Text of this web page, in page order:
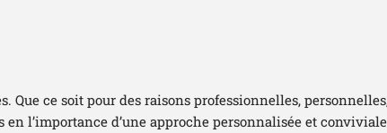
Que ce soit pour des raisons professionnelles,
l’importance d’une approche personnalisée et